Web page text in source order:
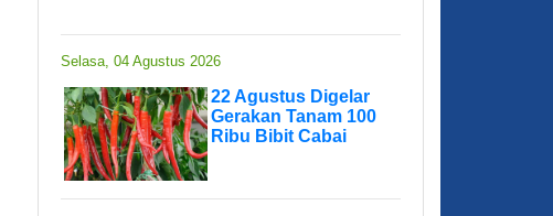
Selasa, 04 Agustus 2026
22 Agustus Digelar
Gerakan Tanam 100
Ribu Bibit Cabai